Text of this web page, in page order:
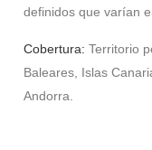
definidos que varían
Cobertura: Territorio
Baleares, Islas
Andorra.